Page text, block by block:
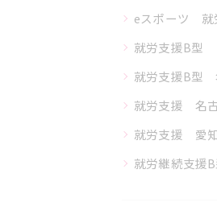
eスポーツ
就労支援B型
就労支援B型
就労支援 名
就労支援 愛
就労継続支援B